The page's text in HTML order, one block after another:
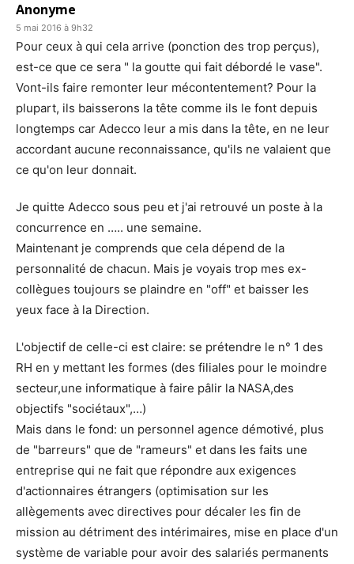
Anonyme
5 mai 2016 à 9h32
Pour ceux à qui cela arrive (ponction des trop perçus),
est-ce que ce sera " la goutte qui fait débordé le vase".
Vont-ils faire remonter leur mécontentement? Pour la
plupart, ils baisserons la tête comme ils le font depuis
longtemps car Adecco leur a mis dans la tête, en ne leur
accordant aucune reconnaissance, qu'ils ne valaient que
ce qu'on leur donnait.
Je quitte Adecco sous peu et j'ai retrouvé un poste à la
concurrence en ….. une semaine.
Maintenant je comprends que cela dépend de la
personnalité de chacun. Mais je voyais trop mes ex-
collègues toujours se plaindre en "off" et baisser les
yeux face à la Direction.
L'objectif de celle-ci est claire: se prétendre le n° 1 des
RH en y mettant les formes (des filiales pour le moindre
secteur,une informatique à faire pâlir la NASA,des
objectifs "sociétaux",…)
Mais dans le fond: un personnel agence démotivé, plus
de "barreurs" que de "rameurs" et dans les faits une
entreprise qui ne fait que répondre aux exigences
d'actionnaires étrangers (optimisation sur les
allègements avec directives pour décaler les fin de
mission au détriment des intérimaires, mise en place d'un
système de variable pour avoir des salariés permanents